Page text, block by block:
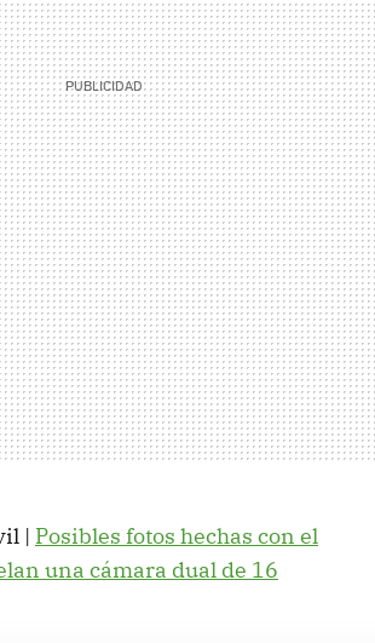
| Posibles fotos hechas con el
una cámara dual de 16